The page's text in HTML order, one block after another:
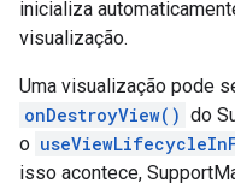
inicializa
visualização.
Uma visualização pode
onDestroyView() do
o
isso acontece,